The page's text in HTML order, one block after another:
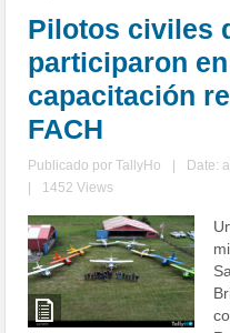
Pilotos civiles
participaron
capacitación
FACH
Publicado porTallyHo Date:
1452 Views